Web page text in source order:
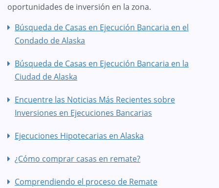
oportunidades de inversión en la zona.
Búsqueda de Casas en Ejecución Bancaria en el
Condado de Alaska
Búsqueda de Casas en Ejecución Bancaria en la
Ciudad de Alaska
Encuentre las Noticias Más Recientes sobre
Inversiones en Ejecuciones Bancarias
Ejecuciones Hipotecarias en Alaska
¿Cómo comprar casas en remate?
Comprendiendo el proceso de Remate